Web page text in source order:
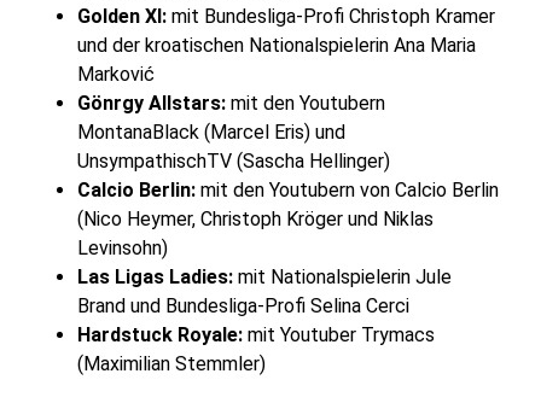
Golden XI: mit Bundesliga-Profi Christoph Kramer
und der kroatischen Nationalspielerin Ana Maria
Marković
Gönrgy Allstars: mit den Youtubern
MontanaBlack (Marcel Eris) und
UnsympathischTV (Sascha Hellinger)
Calcio Berlin: mit den Youtubern von Calcio Berlin
(Nico Heymer, Christoph Kröger und Niklas
Levinsohn)
Las Ligas Ladies: mit Nationalspielerin Jule
Brand und Bundesliga-Profi Selina Cerci
Hardstuck Royale: mit Youtuber Trymacs
(Maximilian Stemmler)